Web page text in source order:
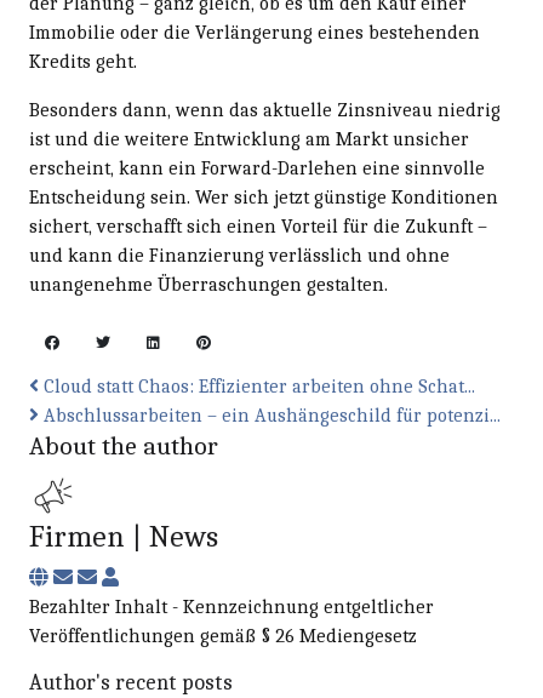
Immobilie oder die Verlängerung eines bestehenden
Kredits geht.
Besonders dann, wenn das aktuelle Zinsniveau niedrig
ist und die weitere Entwicklung am Markt unsicher
erscheint, kann ein Forward-Darlehen eine sinnvolle
Entscheidung sein. Wer sich jetzt günstige Konditionen
sichert, verschafft sich einen Vorteil für die Zukunft –
und kann die Finanzierung verlässlich und ohne
unangenehme Überraschungen gestalten.
Cloud statt Chaos: Effizienter arbeiten ohne Schat...
Abschlussarbeiten – ein Aushängeschild für potenzi...
About the author
Firmen | News
Subscribe to updates from author
Unsubscribe to updates from author
Firmen | News
Bezahlter Inhalt - Kennzeichnung entgeltlicher
Veröffentlichungen gemäß § 26 Mediengesetz
Author's recent posts